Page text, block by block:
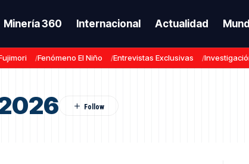
Minería 360 Internacional Actualidad
Fenómeno El Niño Entrevistas Exclusivas